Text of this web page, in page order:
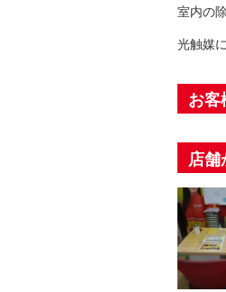
室内の
光触媒
お客
店舗